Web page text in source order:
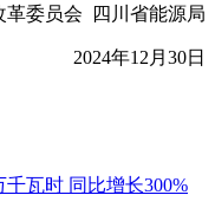
革委员会 四川省能源局
2024年12月30日
千瓦时 同比增长300%